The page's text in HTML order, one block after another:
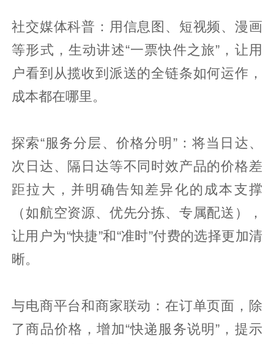
社交媒体科普：用信息图、短视频、漫画
等形式，生动讲述“一票快件之旅”，让用
户看到从揽收到派送的全链条如何运作，
成本都在哪里。
探索“服务分层、价格分明”：将当日达、
次日达、隔日达等不同时效产品的价格差
距拉大，并明确告知差异化的成本支撑
（如航空资源、优先分拣、专属配送），
让用户为“快捷”和“准时”付费的选择更加清
晰。
与电商平台和商家联动：在订单页面，除
了商品价格，增加“快递服务说明”，提示